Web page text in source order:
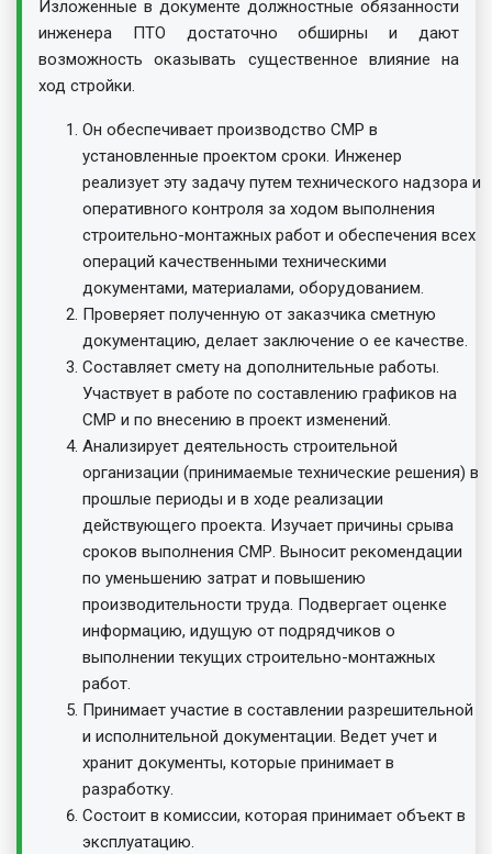
Изложенные в документе должностные обязанности
инженера ПТО достаточно обширны и дают
возможность оказывать существенное влияние на
ход стройки.
Он обеспечивает производство СМР в
установленные проектом сроки. Инженер
реализует эту задачу путем технического надзора и
оперативного контроля за ходом выполнения
строительно-монтажных работ и обеспечения всех
операций качественными техническими
документами, материалами, оборудованием.
Проверяет полученную от заказчика сметную
документацию, делает заключение о ее качестве.
Составляет смету на дополнительные работы.
Участвует в работе по составлению графиков на
СМР и по внесению в проект изменений.
Анализирует деятельность строительной
организации (принимаемые технические решения) в
прошлые периоды и в ходе реализации
действующего проекта. Изучает причины срыва
сроков выполнения СМР. Выносит рекомендации
по уменьшению затрат и повышению
производительности труда. Подвергает оценке
информацию, идущую от подрядчиков о
выполнении текущих строительно-монтажных
работ.
Принимает участие в составлении разрешительной
и исполнительной документации. Ведет учет и
хранит документы, которые принимает в
разработку.
Состоит в комиссии, которая принимает объект в
эксплуатацию.